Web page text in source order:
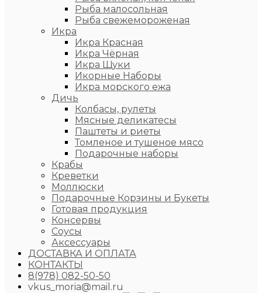
Рыба малосольная
Рыба свежемороженая
Икра
Икра Красная
Икра Чёрная
Икра Щуки
Икорные Наборы
Икра морского ежа
Дичь
Колбасы, рулеты
Мясные деликатесы
Паштеты и риеты
Томленое и тушеное мясо
Подарочные наборы
Крабы
Креветки
Моллюски
Подарочные Корзины и Букеты
Готовая продукция
Консервы
Соусы
Аксессуары
ДОСТАВКА И ОПЛАТА
КОНТАКТЫ
8(978) 082-50-50
vkus_moria@mail.ru